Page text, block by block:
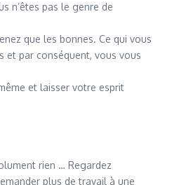
n’êtes pas le genre de
que les bonnes. Ce qui vous
et par conséquent, vous vous
et laisser votre esprit
rien … Regardez
plus de travail à une